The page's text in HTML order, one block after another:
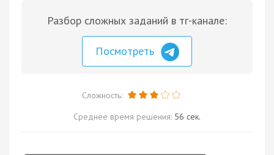
Разбор сложных заданий в тг-канале:
Посмотреть
Сложность:
Среднее время решения: 56 сек.